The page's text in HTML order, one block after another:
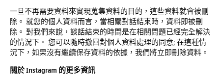
一旦不再需要資料來實現蒐集資料的目的，這些資料就會被刪
除。 就您的個人資料而言，當相關對話結束時，資料即被刪
除。 對我們來說，談話結束的時間是在相關問題已經完全解決
的情況下。 您可以隨時撤回對個人資料處理的同意; 在這種情
況下，如果沒有繼續保存資料的依據，我們將立即刪除資料。
關於Instagram 的更多資訊